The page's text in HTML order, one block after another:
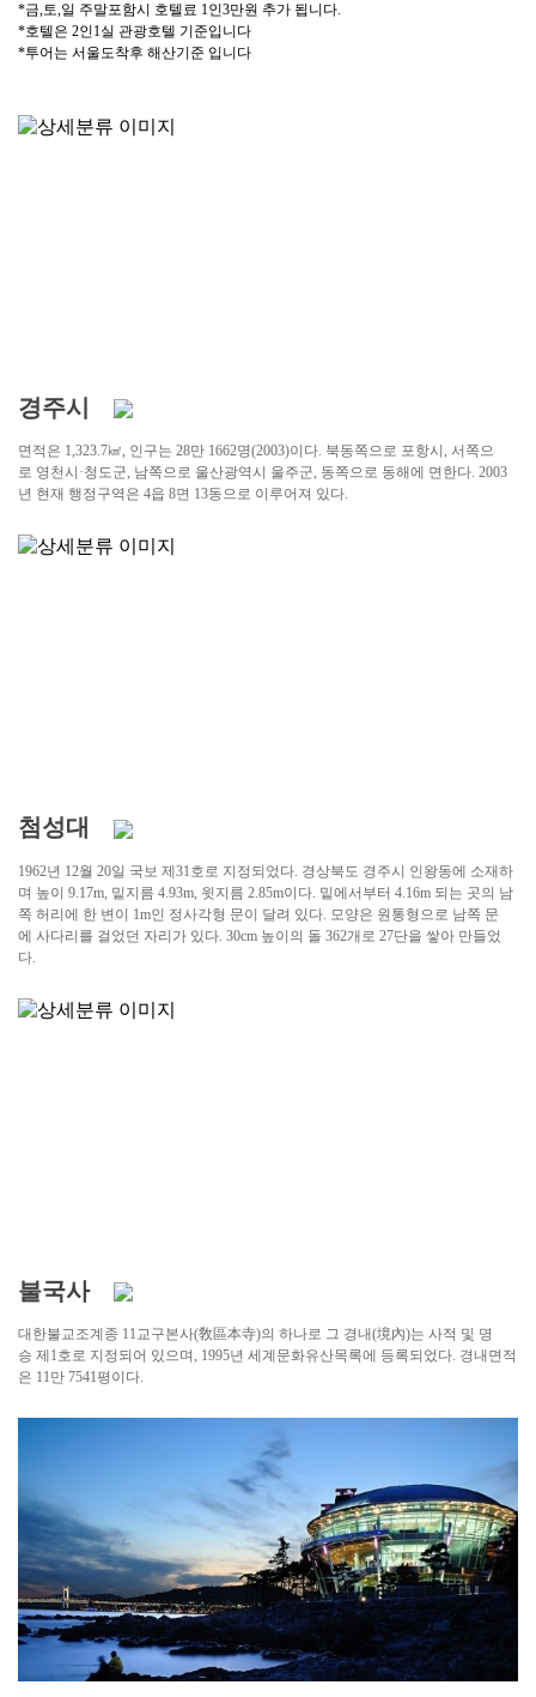
*금,토,일 주말포함시 호텔료 1인3만원 추가 됩니다.
*호텔은 2인1실 관광호텔 기준입니다
*투어는 서울도착후 해산기준 입니다
경주시
면적은 1,323.7㎢, 인구는 28만 1662명(2003)이다. 북동쪽으로 포항시, 서쪽으
로 영천시·청도군, 남쪽으로 울산광역시 울주군, 동쪽으로 동해에 면한다. 2003
년 현재 행정구역은 4읍 8면 13동으로 이루어져 있다.
첨성대
1962년 12월 20일 국보 제31호로 지정되었다. 경상북도 경주시 인왕동에 소재하
며 높이 9.17m, 밑지름 4.93m, 윗지름 2.85m이다. 밑에서부터 4.16m 되는 곳의 남
쪽 허리에 한 변이 1m인 정사각형 문이 달려 있다. 모양은 원통형으로 남쪽 문
에 사다리를 걸었던 자리가 있다. 30cm 높이의 돌 362개로 27단을 쌓아 만들었
다.
불국사
대한불교조계종 11교구본사(敎區本寺)의 하나로 그 경내(境內)는 사적 및 명
승 제1호로 지정되어 있으며, 1995년 세계문화유산목록에 등록되었다. 경내면적
은 11만 7541평이다.